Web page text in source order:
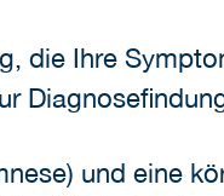
die Ihre
und eine